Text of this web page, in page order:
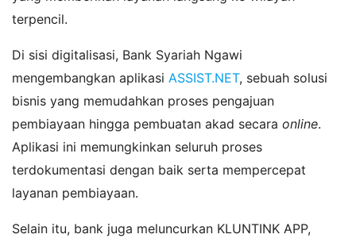
terpencil.
Di sisi digitalisasi, Bank Syariah Ngawi
mengembangkan aplikasi ASSIST.NET, sebuah solusi
bisnis yang memudahkan proses pengajuan
pembiayaan hingga pembuatan akad secara online.
Aplikasi ini memungkinkan seluruh proses
terdokumentasi dengan baik serta mempercepat
layanan pembiayaan.
Selain itu, bank juga meluncurkan KLUNTINK APP,